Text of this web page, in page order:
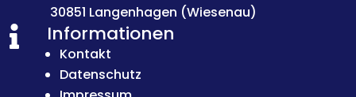
30851 Langenhagen (Wiesenau)
 Informationen
Kontakt
Datenschutz